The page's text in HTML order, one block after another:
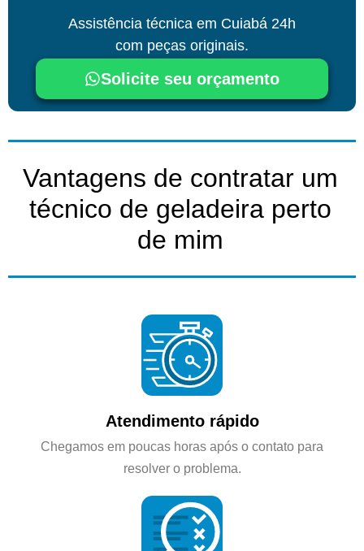
Assistência técnica em Cuiabá 24h
com peças originais.
Solicite seu orçamento
Vantagens de contratar um
técnico de geladeira perto
de mim
Atendimento rápido
Chegamos em poucas horas após o contato para
resolver o problema.